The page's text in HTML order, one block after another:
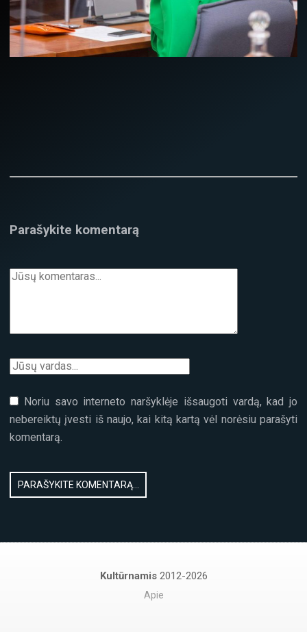
Parašykite komentarą
Noriu savo interneto naršyklėje išsaugoti vardą, kad jo
nebereiktų įvesti iš naujo, kai kitą kartą vėl norėsiu parašyti
komentarą.
Kultūrnamis 2012-2026
Apie